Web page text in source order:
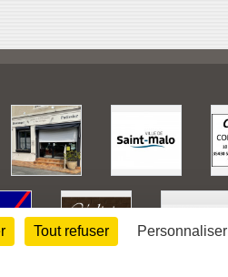
Tout refuser Personnaliser